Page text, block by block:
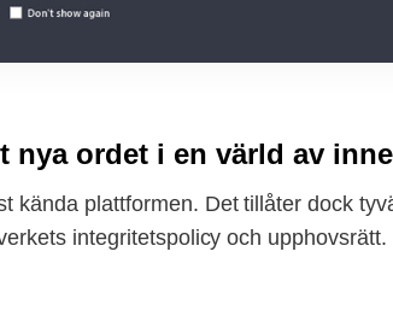
nya ordet i en värld av
kända plattformen. Det tillåter dock
integritetspolicy och